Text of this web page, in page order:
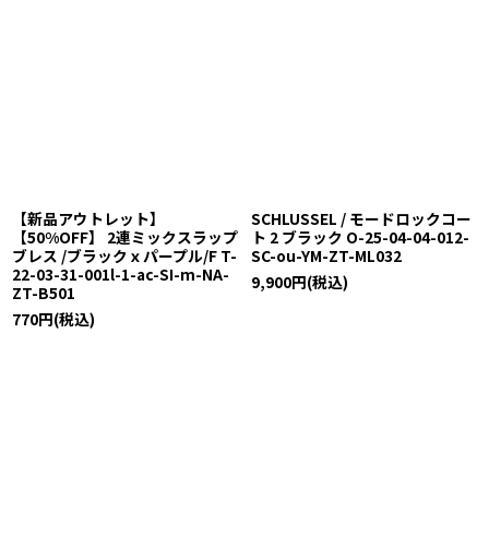
【新品アウトレット】
【50%OFF】 2連ミックスラップ
ブレス /ブラックｘパープル/F T-
22-03-31-001l-1-ac-SI-m-NA-
ZT-B501
770円(税込)
SCHLUSSEL / モードロックコー
ト 2 ブラック O-25-04-04-012-
SC-ou-YM-ZT-ML032
9,900円(税込)